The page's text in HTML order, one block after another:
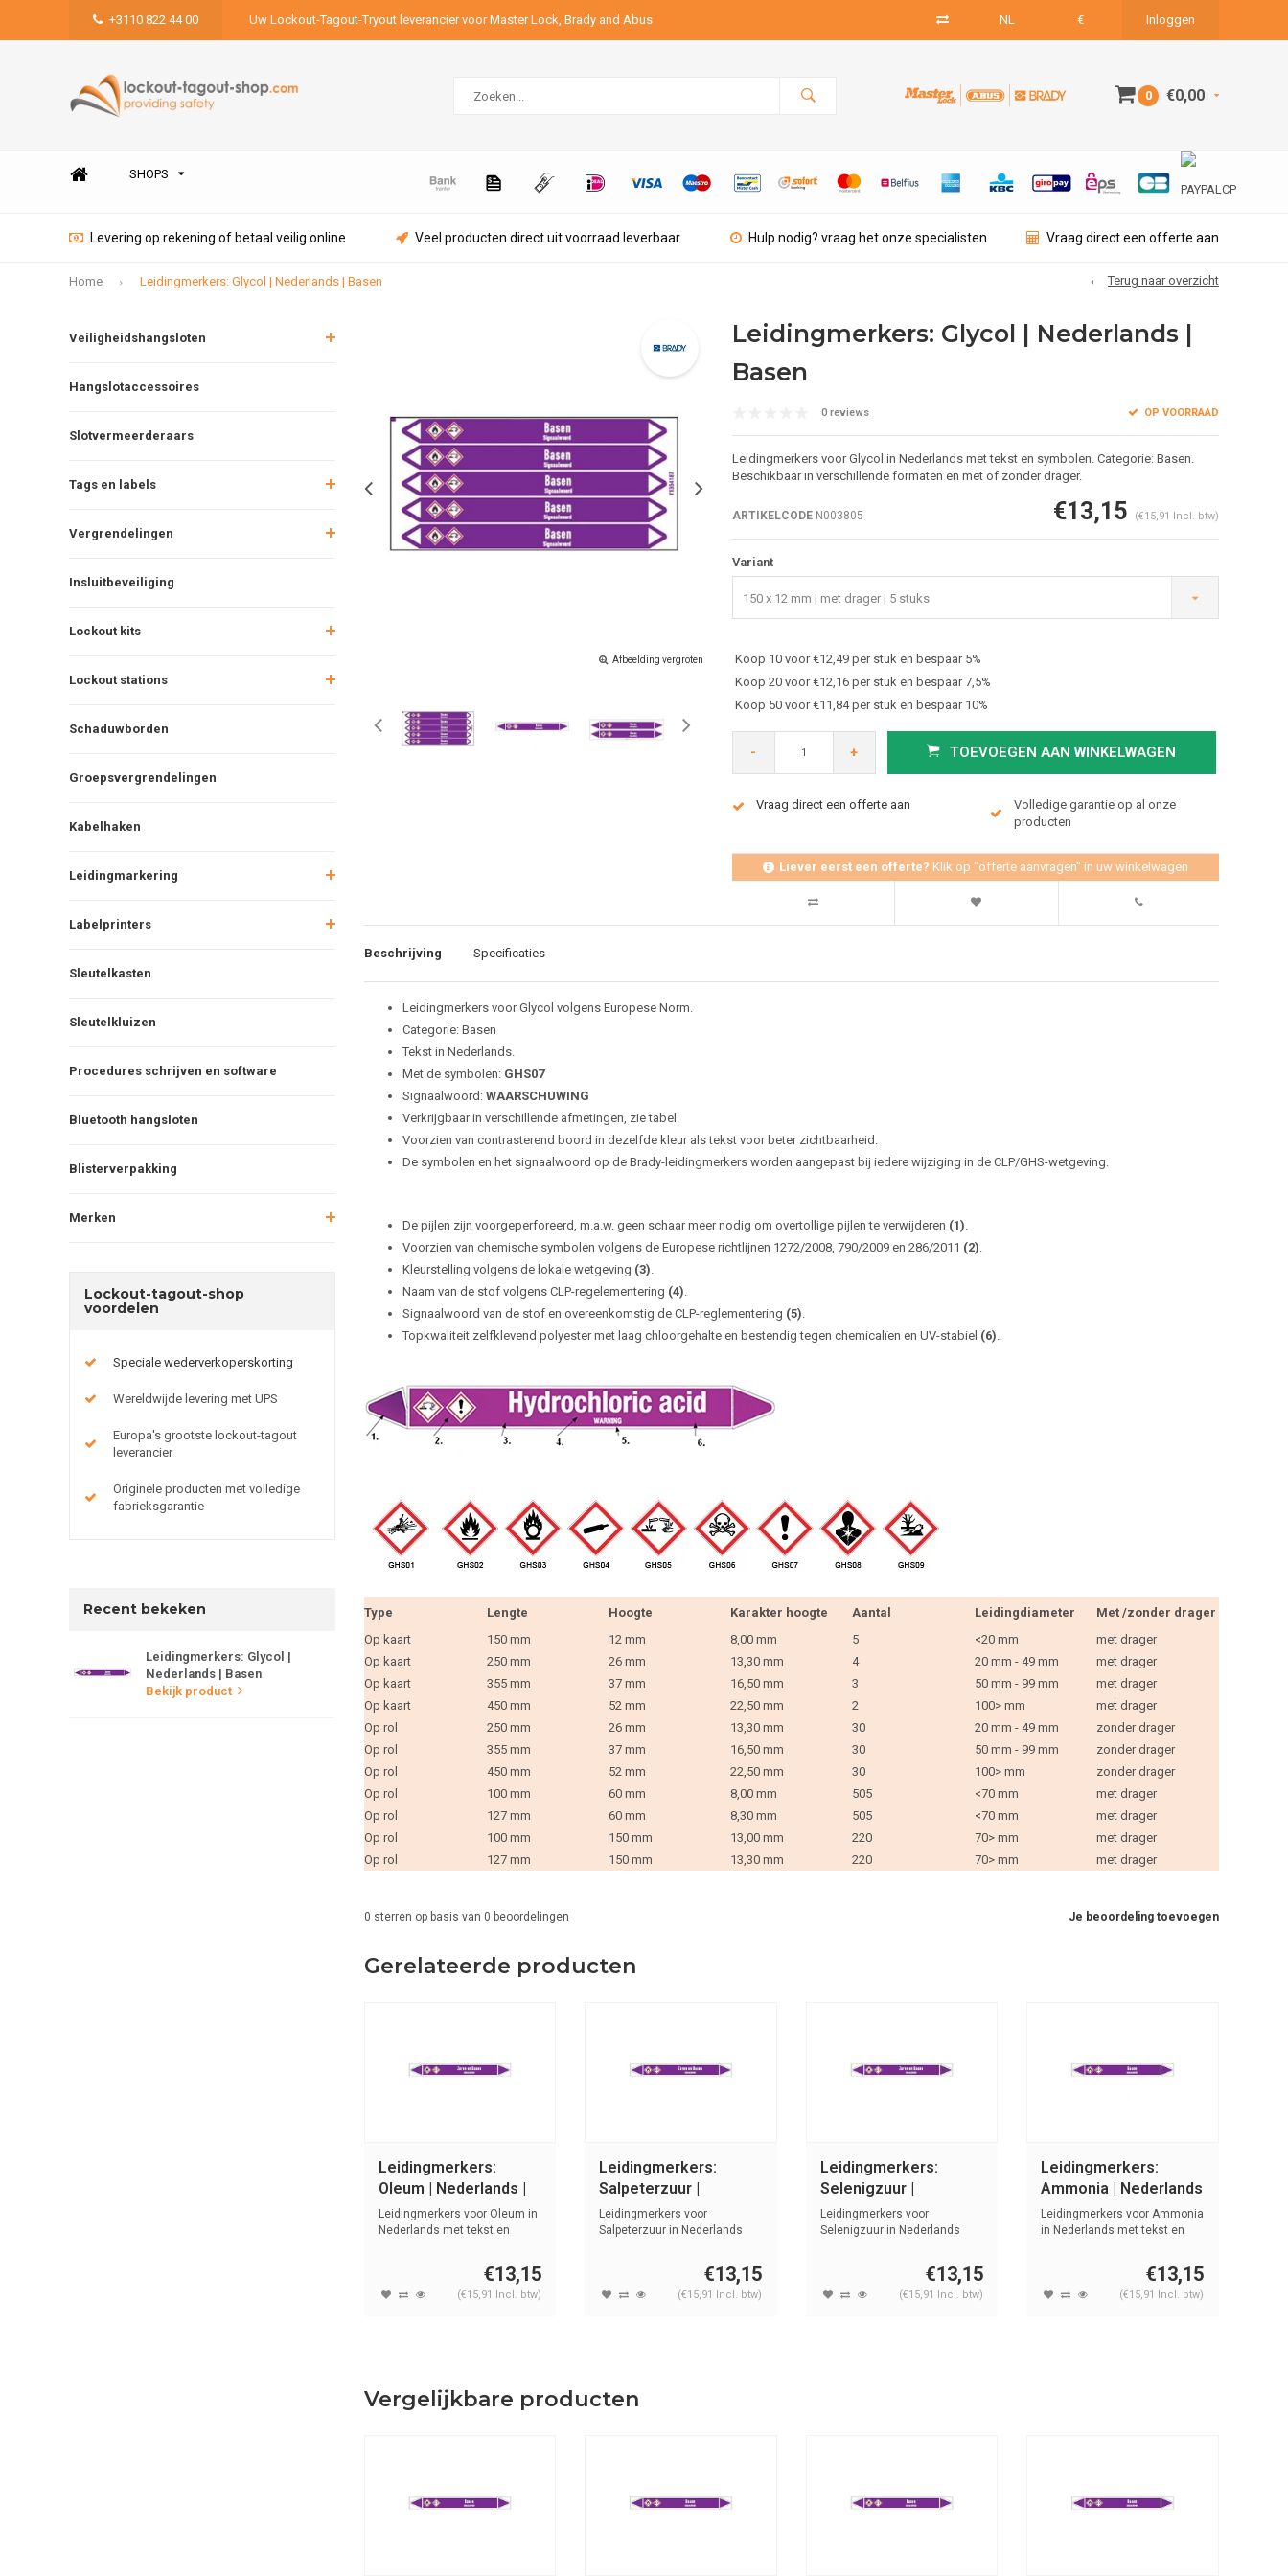
+3110 822 44 00 Uw Lockout-Tagout-Tryout leverancier voor Master Lock, Brady and Abus NL € Inloggen
0 €0,00
SHOPS
Levering op rekening of betaal veilig online Veel producten direct uit voorraad leverbaar Hulp nodig? vraag het onze specialisten Vraag direct een offerte aan
Home Leidingmerkers: Glycol | Nederlands | Basen Terug naar overzicht
Veiligheidshangsloten
Hangslotaccessoires
Slotvermeerderaars
Tags en labels
Vergrendelingen
Insluitbeveiliging
Lockout kits
Lockout stations
Schaduwborden
Groepsvergrendelingen
Kabelhaken
Leidingmarkering
Labelprinters
Sleutelkasten
Sleutelkluizen
Procedures schrijven en software
Bluetooth hangsloten
Blisterverpakking
Merken
Lockout-tagout-shop
voordelen
Speciale wederverkoperskorting
Wereldwijde levering met UPS
Europa's grootste lockout-tagout
leverancier
Originele producten met volledige
fabrieksgarantie
Recent bekeken
Leidingmerkers: Glycol |
Nederlands | Basen
Bekijk product
Afbeelding vergroten Afbeelding vergroten
Leidingmerkers: Glycol | Nederlands |
Basen
0 reviews OP VOORRAAD
Leidingmerkers voor Glycol in Nederlands met tekst en symbolen. Categorie: Basen.
Beschikbaar in verschillende formaten en met of zonder drager.
ARTIKELCODEN003805 €13,15 (€15,91 Incl. btw)
Variant
150 x 12 mm | met drager | 5 stuks
Koop 10 voor €12,49 per stuk en bespaar 5%
Koop 20 voor €12,16 per stuk en bespaar 7,5%
Koop 50 voor €11,84 per stuk en bespaar 10%
- + TOEVOEGEN AAN WINKELWAGEN
Vraag direct een offerte aan
Volledige garantie op al onze
producten
Liever eerst een offerte? Klik op "offerte aanvragen" in uw winkelwagen
Beschrijving Specificaties
Leidingmerkers voor Glycol volgens Europese Norm.
Categorie: Basen
Tekst in Nederlands.
Met de symbolen: GHS07
Signaalwoord: WAARSCHUWING
Verkrijgbaar in verschillende afmetingen, zie tabel.
Voorzien van contrasterend boord in dezelfde kleur als tekst voor beter zichtbaarheid.
De symbolen en het signaalwoord op de Brady-leidingmerkers worden aangepast bij iedere wijziging in de CLP/GHS-wetgeving.
De pijlen zijn voorgeperforeerd, m.a.w. geen schaar meer nodig om overtollige pijlen te verwijderen (1)
Voorzien van chemische symbolen volgens de Europese richtlijnen 1272/2008, 790/2009 en 286/2011 (2)
Kleurstelling volgens de lokale wetgeving (3)
Naam van de stof volgens CLP-regelementering (4)
Signaalwoord van de stof en overeenkomstig de CLP-reglementering (5)
Topkwaliteit zelfklevend polyester met laag chloorgehalte en bestendig tegen chemicalïen en UV-stabiel (6)
Type Lengte Hoogte Karakter hoogte Aantal Leidingdiameter
Met /zonder drager
Op kaart
150 mm 12 mm 8,00 mm 5 <20 mm
met drager
Op kaart
250 mm 26 mm 13,30 mm 4 20 mm - 49 mm
met drager
Op kaart
355 mm 37 mm 16,50 mm 3 50 mm - 99 mm
met drager
Op kaart
450 mm 52 mm 22,50 mm 2 100> mm
met drager
Op rol
250 mm 26 mm 13,30 mm 30 20 mm - 49 mm
zonder drager
Op rol
355 mm 37 mm 16,50 mm 30 50 mm - 99 mm
zonder drager
Op rol
450 mm 52 mm 22,50 mm 30 100> mm
zonder drager
Op rol
100 mm 60 mm 8,00 mm 505 <70 mm
met drager
Op rol
127 mm 60 mm 8,30 mm 505 <70 mm
met drager
Op rol
100 mm 150 mm 13,00 mm 220 70> mm
met drager
Op rol
127 mm 150 mm 13,30 mm 220 70> mm met drager
Je beoordeling toevoegen
0 sterren op basis van 0 beoordelingen
Gerelateerde producten
Leidingmerkers:
Oleum | Nederlands |
Zuren en basen
Leidingmerkers voor Oleum in
Nederlands met tekst en
€13,15
(€15,91 Incl. btw)
Leidingmerkers:
Salpeterzuur |
Nederlands | Zuren en
basen
Leidingmerkers voor
Salpeterzuur in Nederlands
€13,15
(€15,91 Incl. btw)
Leidingmerkers:
Selenigzuur |
Nederlands | Zuren en
basen
Leidingmerkers voor
Selenigzuur in Nederlands
€13,15
(€15,91 Incl. btw)
Leidingmerkers:
Ammonia | Nederlands
| Basen
Leidingmerkers voor Ammonia
in Nederlands met tekst en
€13,15
(€15,91 Incl. btw)
Vergelijkbare producten